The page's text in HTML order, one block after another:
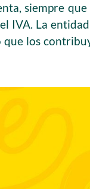
siempre
IVA. La
los